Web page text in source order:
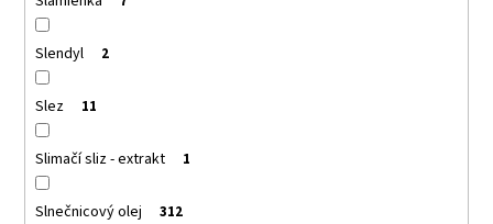
Slendyl 2
Slez 11
Slimačí sliz - extrakt 1
Slnečnicový olej 312